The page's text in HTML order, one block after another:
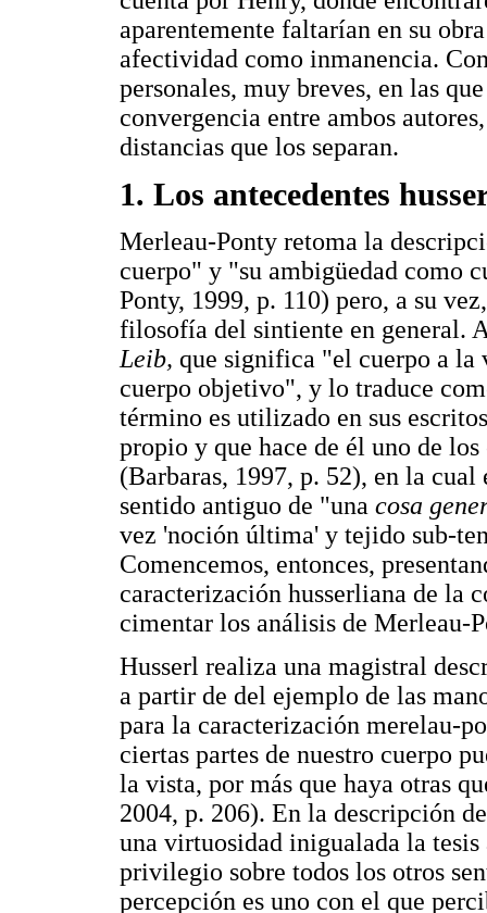
aparentemente faltarían en su
afectividad como inmanencia.
personales, muy breves, en las
convergencia entre ambos
distancias que los separan.
1. Los antecedentes
Merleau-Ponty retoma la
cuerpo" y "su ambigüedad como
Ponty, 1999, p. 110) pero, a su
filosofía del sintiente en general.
Leib, que significa "el cuerpo a
cuerpo objetivo", y lo traduce
término es utilizado en sus
propio y que hace de él uno de
(Barbaras, 1997, p. 52), en la
sentido antiguo de "una cosa
vez 'noción última' y tejido sub-
Comencemos, entonces,
caracterización husserliana de la
cimentar los análisis de Merleau-
Husserl realiza una magistral
a partir de del ejemplo de las
para la caracterización merelau-
ciertas partes de nuestro cuerpo
la vista, por más que haya otras
2004, p. 206). En la descripción
una virtuosidad inigualada la
privilegio sobre todos los otros
percepción es uno con el que